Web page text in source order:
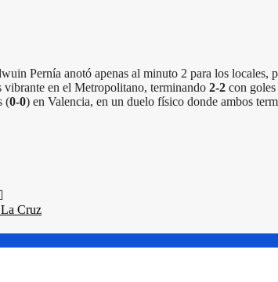
Pernía anotó apenas al minuto 2 para los locales,
vibrante en el Metropolitano, terminando 2-2 con
(0-0) en Valencia, en un duelo físico donde ambos
La Cruz